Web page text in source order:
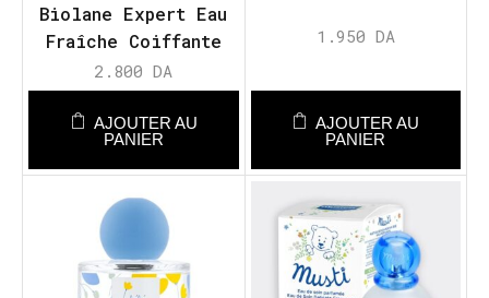
Biolane Expert Eau
Fraîche Coiffante
200 ml
2.800DA
AJOUTER AU
PANIER
1.950 DA
AJOUTER AU
PANIER